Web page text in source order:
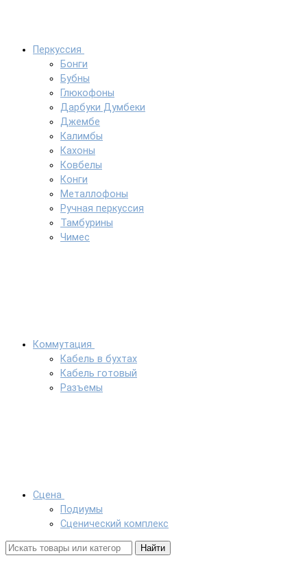
Перкуссия
Бонги
Бубны
Глюкофоны
Дарбуки Думбеки
Джембе
Калимбы
Кахоны
Ковбелы
Конги
Металлофоны
Ручная перкуссия
Тамбурины
Чимес
Коммутация
Кабель в бухтах
Кабель готовый
Разъемы
Сцена
Подиумы
Сценический комплекс
Найти